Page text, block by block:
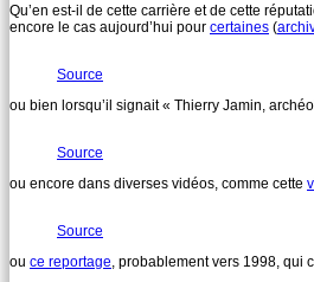
Qu’en est-il de cette carrière et de cette
encore le cas aujourd’hui pour certaines (
Source
ou bien lorsqu’il signait « Thierry Jamin,
Source
ou encore dans diverses vidéos, comme cette
Source
ou ce reportage , probablement vers 1998,